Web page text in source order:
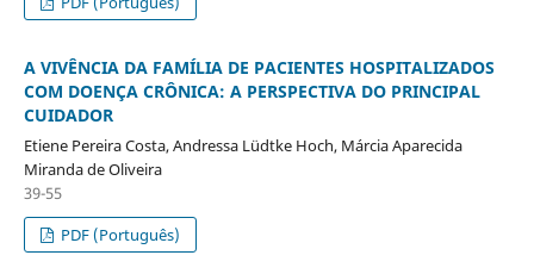
A VIVÊNCIA DA FAMÍLIA DE PACIENTES HOSPITALIZADOS
COM DOENÇA CRÔNICA: A PERSPECTIVA DO PRINCIPAL
CUIDADOR
Etiene Pereira Costa, Andressa Lüdtke Hoch, Márcia Aparecida
Miranda de Oliveira
39-55
PDF (Português)